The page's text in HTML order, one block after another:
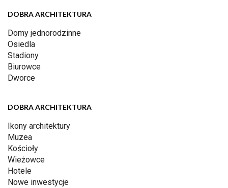
DOBRA ARCHITEKTURA
Domy jednorodzinne
Osiedla
Stadiony
Biurowce
Dworce
DOBRA ARCHITEKTURA
Ikony architektury
Muzea
Kościoły
Wieżowce
Hotele
Nowe inwestycje